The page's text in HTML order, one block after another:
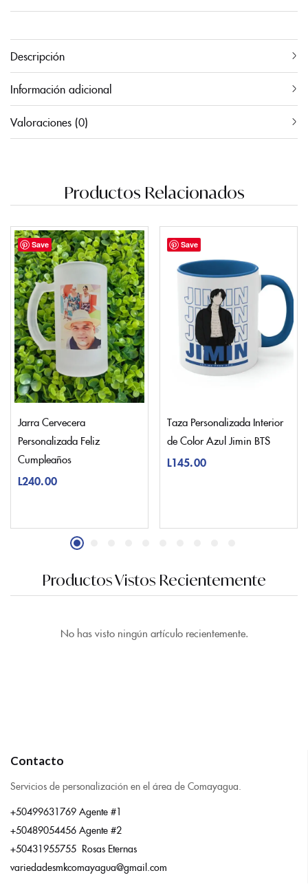
Descripción
Información adicional
Valoraciones (0)
Productos Relacionados
Save
Jarra Cervecera
Personalizada Feliz
Cumpleaños
L240.00
Save
Taza Personalizada Interior
de Color Azul Jimin BTS
L145.00
Productos Vistos Recientemente
No has visto ningún artículo recientemente.
Contacto
Servicios de personalización en el área de Comayagua.
+50499631769 Agente #1
+50489054456 Agente #2
+50431955755 Rosas Eternas
variedadesmkcomayagua@gmail.com